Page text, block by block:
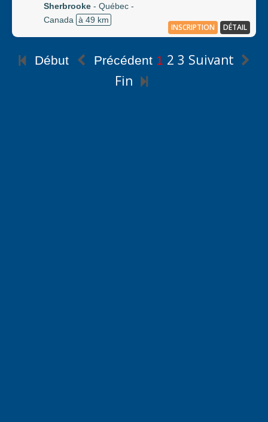
Sherbrooke - Québec -
Canada à 49 km
INSCRIPTION DÉTAIL
Début Précédent 1 2 3 Suivant
Fin